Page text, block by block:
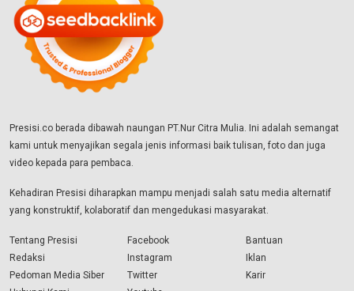
Presisi.co berada dibawah naungan PT.Nur Citra Mulia. Ini adalah semangat
kami untuk menyajikan segala jenis informasi baik tulisan, foto dan juga
video kepada para pembaca.
Kehadiran Presisi diharapkan mampu menjadi salah satu media alternatif
yang konstruktif, kolaboratif dan mengedukasi masyarakat.
Tentang Presisi
Redaksi
Pedoman Media Siber
Facebook
Instagram
Twitter
Bantuan
Iklan
Karir